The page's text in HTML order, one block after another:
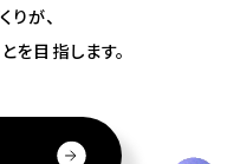
が、
を目指します。